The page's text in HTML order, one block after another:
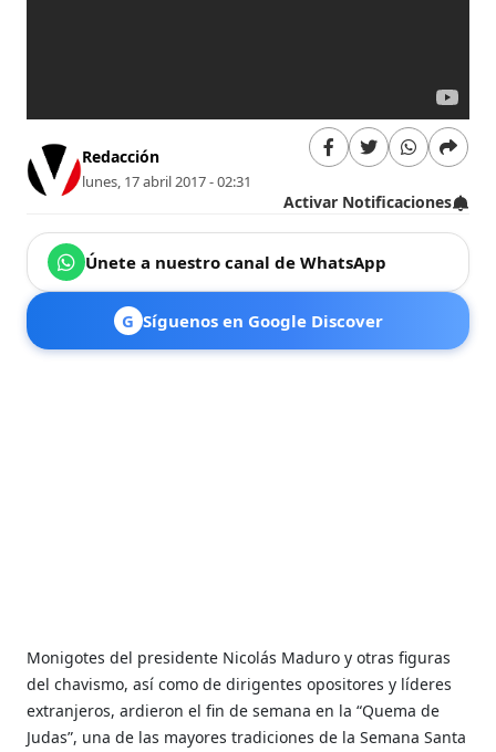
Redacción
lunes, 17 abril 2017 - 02:31
Activar Notificaciones
Únete a nuestro canal de WhatsApp
G Síguenos en Google Discover
Monigotes del presidente Nicolás Maduro y otras figuras
del chavismo, así como de dirigentes opositores y líderes
extranjeros, ardieron el fin de semana en la “Quema de
Judas”, una de las mayores tradiciones de la Semana Santa